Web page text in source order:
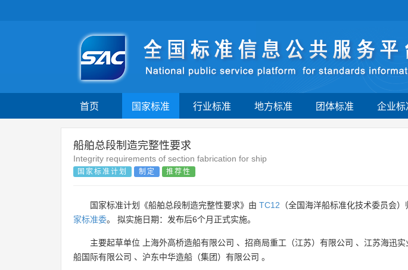
首页 国家标准 行业标准 地方标准 团体标准 企业标
船舶总段制造完整性要求
Integrity requirements of section fabrication for ship
国家标准计划 制定 推荐性
国家标准计划《船舶总段制造完整性要求》由 TC12 （全国海洋船标准化技术委员会）
家标准委。 拟实施日期：发布后6个月正式实施。
主要起草单位 上海外高桥造船有限公司 、 招商局重工（江苏）有限公司 、 江苏海迅实
船国际有限公司 、 沪东中华造船（集团）有限公司 。